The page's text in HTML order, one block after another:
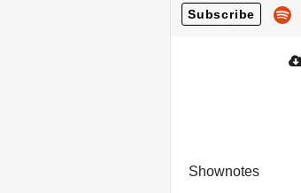
Subscribe
Shownotes